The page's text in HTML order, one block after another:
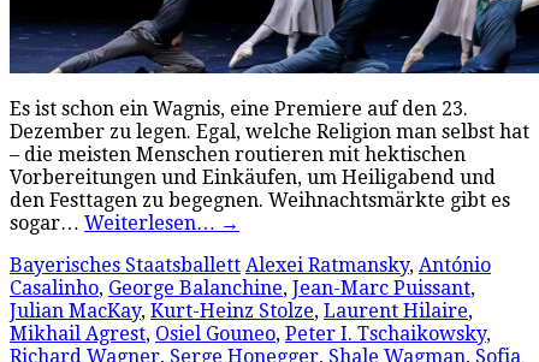
Es ist schon ein Wagnis, eine Premiere auf den 23.
Dezember zu legen. Egal, welche Religion man selbst hat
– die meisten Menschen routieren mit hektischen
Vorbereitungen und Einkäufen, um Heiligabend und
den Festtagen zu begegnen. Weihnachtsmärkte gibt es
sogar… Weiterlesen… →
Bayerisches Staatsballett Alexei Ratmansky, António
Casalinho, George Balanchine, Jean-Marc Puissant,
Julian MacKay, Kurt-Heinz Stolze, Laurent Hilaire,
Mikhail Agrest, Osiel Gouneo, Peter I. Tschaikowsky,
Richard Wagner, Serge Honegger, Shale Wagman, Sofia